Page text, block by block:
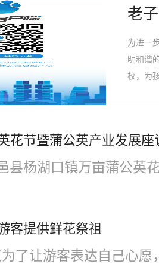
老
为进一
明和谐
校，为
花节暨蒲公英产业发展座
县杨湖口镇万亩蒲公英
客提供鲜花祭祖
了让游客表达自己心愿